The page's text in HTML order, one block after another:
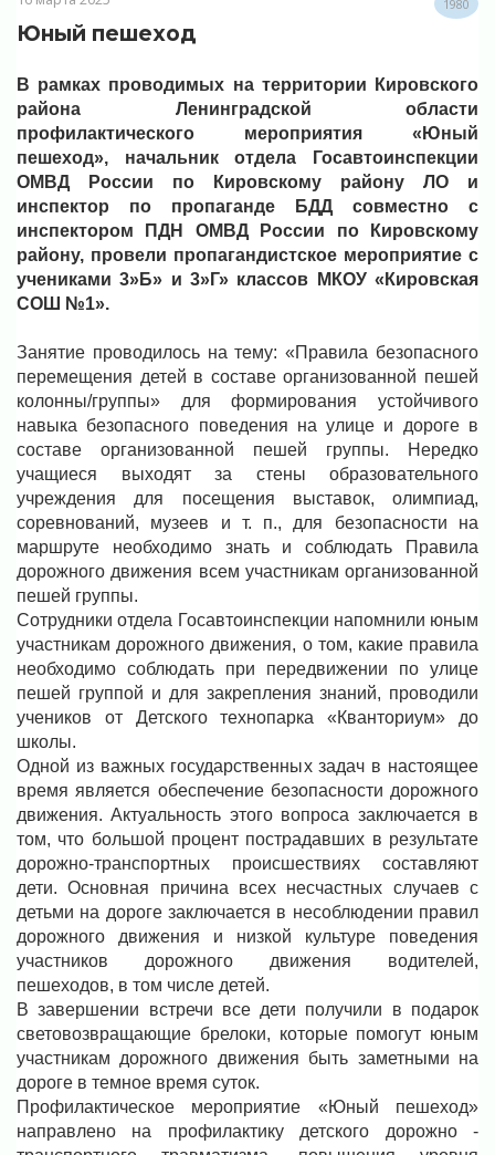
1980
Юный пешеход
В рамках проводимых на территории Кировского
района Ленинградской области
профилактического мероприятия «Юный
пешеход», начальник отдела Госавтоинспекции
ОМВД России по Кировскому району ЛО и
инспектор по пропаганде БДД совместно с
инспектором ПДН ОМВД России по Кировскому
району, провели пропагандистское мероприятие с
учениками 3»Б» и 3»Г» классов МКОУ «Кировская
СОШ №1».
Занятие проводилось на тему: «Правила безопасного
перемещения детей в составе организованной пешей
колонны/группы» для формирования устойчивого
навыка безопасного поведения на улице и дороге в
составе организованной пешей группы. Нередко
учащиеся выходят за стены образовательного
учреждения для посещения выставок, олимпиад,
соревнований, музеев и т. п., для безопасности на
маршруте необходимо знать и соблюдать Правила
дорожного движения всем участникам организованной
пешей группы.
Сотрудники отдела Госавтоинспекции напомнили юным
участникам дорожного движения, о том, какие правила
необходимо соблюдать при передвижении по улице
пешей группой и для закрепления знаний, проводили
учеников от Детского технопарка «Кванториум» до
школы.
Одной из важных государственных задач в настоящее
время является обеспечение безопасности дорожного
движения. Актуальность этого вопроса заключается в
том, что большой процент пострадавших в результате
дорожно-транспортных происшествиях составляют
дети. Основная причина всех несчастных случаев с
детьми на дороге заключается в несоблюдении правил
дорожного движения и низкой культуре поведения
участников дорожного движения водителей,
пешеходов, в том числе детей.
В завершении встречи все дети получили в подарок
световозвращающие брелоки, которые помогут юным
участникам дорожного движения быть заметными на
дороге в темное время суток.
Профилактическое мероприятие «Юный пешеход»
направлено на профилактику детского дорожно -